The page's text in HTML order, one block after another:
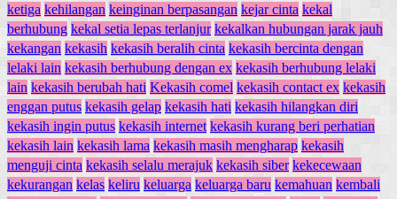
ketiga kehilangan keinginan berpasangan kejar cinta kekal
berhubung kekal setia lepas terlanjur kekalkan hubungan jarak jauh
kekangan kekasih kekasih beralih cinta kekasih bercinta dengan
lelaki lain kekasih berhubung dengan ex kekasih berhubung lelaki
lain kekasih berubah hati Kekasih comel kekasih contact ex kekasih
enggan putus kekasih gelap kekasih hati kekasih hilangkan diri
kekasih ingin putus kekasih internet kekasih kurang beri perhatian
kekasih lain kekasih lama kekasih masih mengharap kekasih
menguji cinta kekasih selalu merajuk kekasih siber kekecewaan
kekurangan kelas keliru keluarga keluarga baru kemahuan kembali